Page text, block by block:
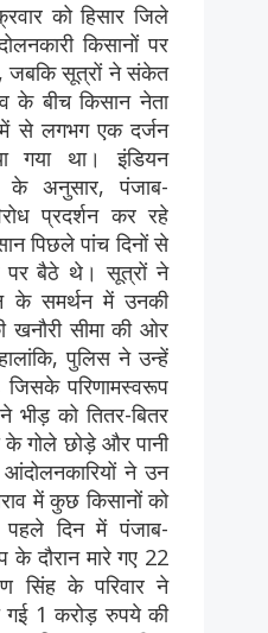
को हिसार जिले
किसानों पर
सूत्रों ने संकेत
के बीच किसान नेता
से लगभग एक दर्जन
गया था। इंडियन
के अनुसार, पंजाब-
प्रदर्शन कर रहे
पिछले पांच दिनों से
पर बैठे थे। सूत्रों ने
के समर्थन में उनकी
खनौरी सीमा की ओर
पुलिस ने उन्हें
परिणामस्वरूप
को तितर-बितर
गोले छोड़े और पानी
ने उन
में कुछ किसानों को
दिन में पंजाब-
के दौरान मारे गए 22
सिंह के परिवार ने
गई 1 करोड़ रुपये की